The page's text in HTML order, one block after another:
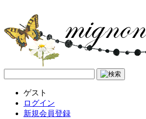
ゲスト
ログイン
新規会員登録